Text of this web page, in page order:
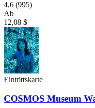
4,6 (995)
Ab
12,08 $
Eintrittskarte
COSMOS Museum